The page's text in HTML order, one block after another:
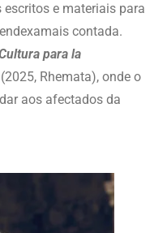
e materiais para
contada.
para la
(2025, Rhemata), onde o
aos afectados da